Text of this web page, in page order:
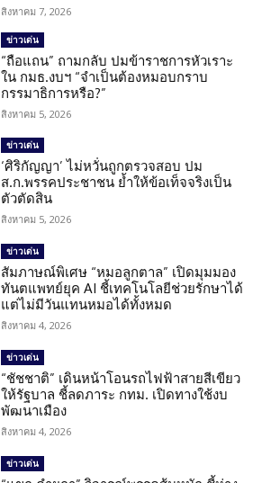
สิงหาคม 7, 2026
ข่าวเด่น
“ถือแถน” ถามกลับ ปมข้าราชการหัวเราะ
ใน กมธ.งบฯ “จำเป็นต้องหมอบกราบ
กรรมาธิการหรือ?”
สิงหาคม 5, 2026
ข่าวเด่น
‘ศิริกัญญา’ ไม่หวั่นถูกตรวจสอบ ปม
ส.ก.พรรคประชาชน ย้ำให้ข้อเท็จจริงเป็น
ตัวตัดสิน
สิงหาคม 5, 2026
ข่าวเด่น
สัมภาษณ์พิเศษ “หมอลูกตาล” เปิดมุมมอง
ทันตแพทย์ยุค AI ชี้เทคโนโลยีช่วยรักษาได้
แต่ไม่มีวันแทนหมอได้ทั้งหมด
สิงหาคม 4, 2026
ข่าวเด่น
“ชัชชาติ” เดินหน้าโอนรถไฟฟ้าสายสีเขียว
ให้รัฐบาล ชี้ลดภาระ กทม. เปิดทางใช้งบ
พัฒนาเมือง
สิงหาคม 4, 2026
ข่าวเด่น